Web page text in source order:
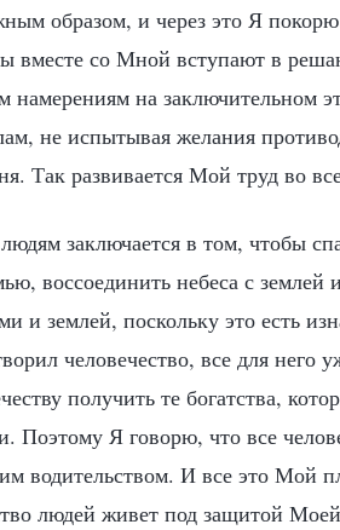
образом, и через это Я
вместе со Мной вступают в
на заключительном
не испытывая желания
Так развивается Мой труд во
заключается в том, чтобы
воссоединить небеса с землей
и землей, поскольку это есть
человечество, все для него
получить те богатства,
Поэтому Я говорю, что все
водительством. И все это Мой
людей живет под защитой